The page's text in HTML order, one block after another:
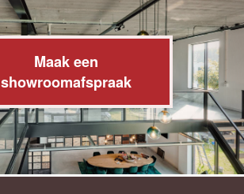
Maak een
showroomafspraak